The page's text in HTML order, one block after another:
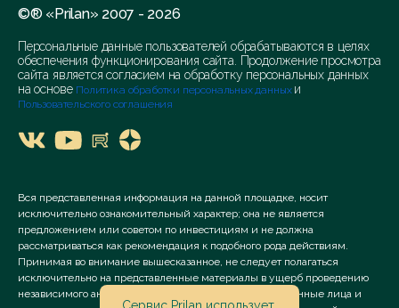
©® «Prilan» 2007 - 2026
Персональные данные пользователей обрабатываются в целях
обеспечения функционирования сайта. Продолжение просмотра
сайта является согласием на обработку персональных данных
на основе Политика обработки персональных данных и
Пользовательского соглашения
Вся представленная информация на данной площадке, носит
исключительно ознакомительный характер; она не является
предложением или советом по инвестициям и не должна
рассматриваться как рекомендация к подобного рода действиям.
Принимая во внимание вышесказанное, не следует полагаться
исключительно на представленные материалы в ущерб проведению
независимого анализа. Сервис «Prilan» его аффилированные лица и